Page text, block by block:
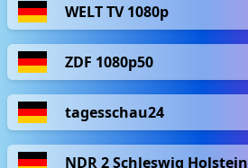
WELT TV 1080p
ZDF 1080p50
tagesschau24
NDR 2 Schleswig Holstein